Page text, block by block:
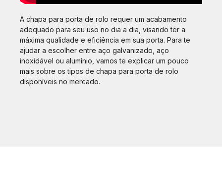
A chapa para porta de rolo requer um acabamento
adequado para seu uso no dia a dia, visando ter a
máxima qualidade e eficiência em sua porta. Para te
ajudar a escolher entre aço galvanizado, aço
inoxidável ou alumínio, vamos te explicar um pouco
mais sobre os tipos de chapa para porta de rolo
disponíveis no mercado.